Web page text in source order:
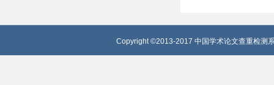
Copyright ©2013-2017 中国学术论文查重检